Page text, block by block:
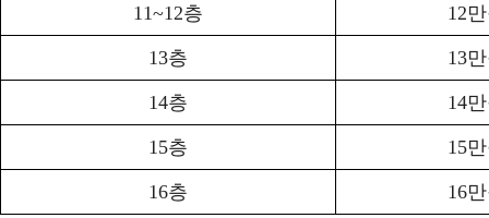
11~12층 12
13층 13
14층 14
15층 15
16층 16